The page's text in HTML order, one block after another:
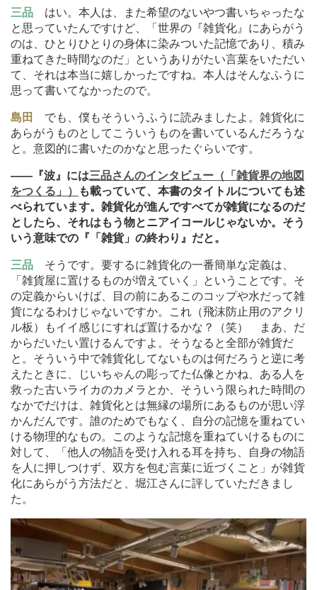
三品
はい。本人は、また希望のないやつ書いちゃったな
と思っていたんですけど、「世界の『雑貨化』にあらがう
のは、ひとりひとりの身体に染みついた記憶であり、積み
重ねてきた時間なのだ」というありがたい言葉をいただい
て、それは本当に嬉しかったですね。本人はそんなふうに
思って書いてなかったので。
島田
でも、僕もそういうふうに読みましたよ。雑貨化に
あらがうものとしてこういうものを書いているんだろうな
と。意図的に書いたのかなと思ったぐらいです。
――『波』には三品さんのインタビュー（「雑貨界の地図
をつくる」）
も載っていて、本書のタイトルについても述
べられています。雑貨化が進んですべてが雑貨になるのだ
としたら、それはもう物とニアイコールじゃないか。そう
いう意味での『「雑貨」の終わり』だと。
三品
そうです。要するに雑貨化の一番簡単な定義は、
「雑貨屋に置けるものが増えていく」ということです。そ
の定義からいけば、目の前にあるこのコップや水だって雑
貨になるわけじゃないですか。これ（飛沫防止用のアクリ
ル板）もイイ感じにすれば置けるかな？（笑） まあ、だ
からだいたい置けるんですよ。そうなると全部が雑貨だ
と。そういう中で雑貨化してないものは何だろうと逆に考
えたときに、じいちゃんの彫ってた仏像とかね、ある人を
救った古いライカのカメラとか、そういう限られた時間の
なかでだけは、雑貨化とは無縁の場所にあるものが思い浮
かんだんです。誰のためでもなく、自分の記憶を重ねてい
ける物理的なもの。このような記憶を重ねていけるものに
対して、「他人の物語を受け入れる耳を持ち、自身の物語
を人に押しつけず、双方を包む言葉に近づくこと」が雑貨
化にあらがう方法だと、堀江さんに評していただきまし
た。